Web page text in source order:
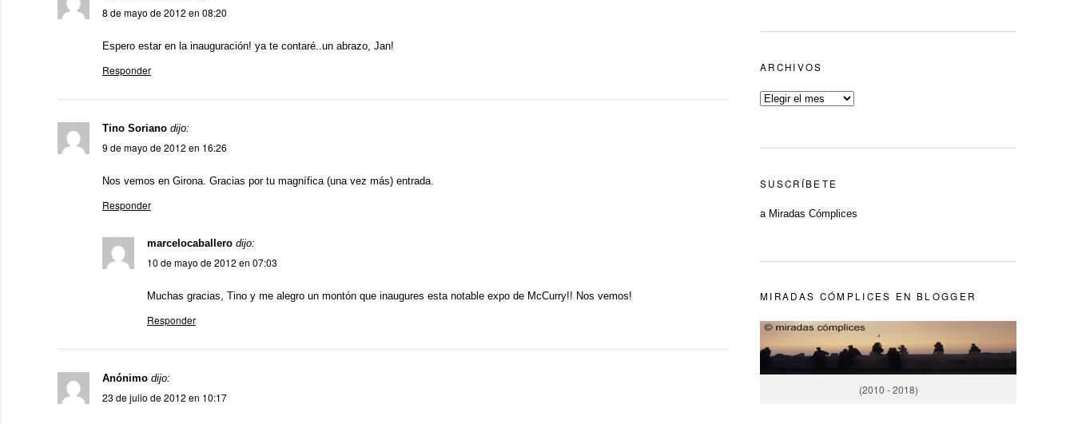
8 de mayo de 2012 en 08:20
Espero estar en la inauguración! ya te contaré..un abrazo, Jan!
Responder
Tino Soriano dijo:
9 de mayo de 2012 en 16:26
Nos vemos en Girona. Gracias por tu magnífica (una vez más) entrada.
Responder
marcelocaballero dijo:
10 de mayo de 2012 en 07:03
Muchas gracias, Tino y me alegro un montón que inaugures esta notable expo de McCurry!! Nos vemos!
Responder
Anónimo dijo:
23 de julio de 2012 en 10:17
ARCHIVOS
SUSCRÍBETE
a Miradas Cómplices
MIRADAS CÓMPLICES EN BLOGGER
(2010 - 2018)